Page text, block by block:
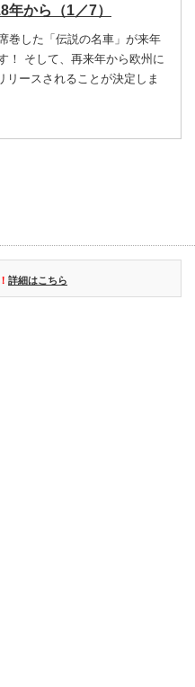
から（1／7）
巻した「伝説の名車」が来年
！ そして、再来年から欧州に
リースされることが決定しま
詳細はこちら